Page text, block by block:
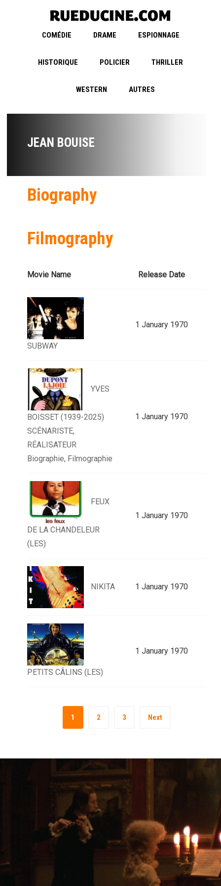
COMÉDIE DRAME ESPIONNAGE
HISTORIQUE POLICIER THRILLER
WESTERN AUTRES
JEAN BOUISE
Biography
Filmography
Movie Name Release Date
SUBWAY
1 January 1970
YVES
BOISSET (1939-2025)
SCÉNARISTE,
RÉALISATEUR
Biographie, Filmographie
1 January 1970
FEUX
DE LA CHANDELEUR
(LES)
1 January 1970
NIKITA 1 January 1970
PETITS CÂLINS (LES)
1 January 1970
1 2 3 Next